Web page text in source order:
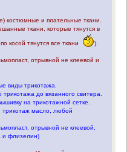
костюмные и плательные ткани.
ткани, которые тянутся в
косой тянутся все ткани
).
отрывной не клеевой и
виды трикотажа.
до вязанного свитера.
на трикотажной сетке.
трикотаж масло, любой
отрывной не клеевой,
и флизелин)